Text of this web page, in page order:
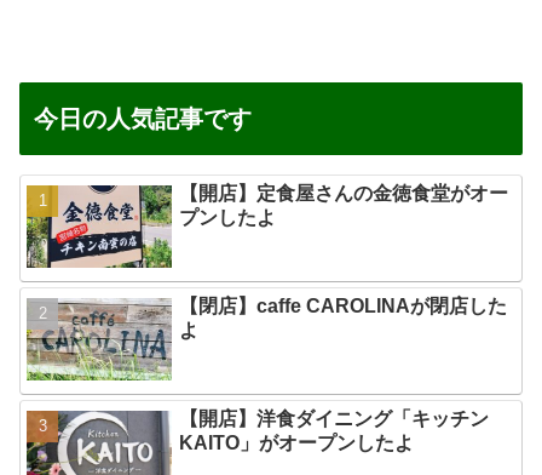
今日の人気記事です
【開店】定食屋さんの金徳食堂がオー
プンしたよ
【閉店】caffe CAROLINAが閉店した
よ
【開店】洋食ダイニング「キッチン
KAITO」がオープンしたよ